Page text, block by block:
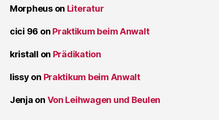
Morpheuson Literatur
cici 96 on Praktikum beim Anwalt
kristall on Prädikation
lissy on Praktikum beim Anwalt
Jenja on Von Leihwagen und Beulen